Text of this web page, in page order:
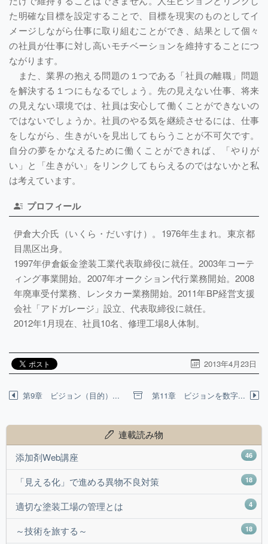
た明確な目標を設定することで、目標を現実のものとしてイ
メージしながら仕事に取り組むことができ、結果として個々
の社員が仕事に対し高いモチベーションを維持することにつ
ながります。
また、業界の抱える問題の１つである「社員の離職」問題
を解決する１つにもなるでしょう。先の見えない仕事、将来
の見えない環境では、社員は安心して働くことができないの
ではないでしょうか。社員のやる気を継続させるには、仕事
をしながら、生きがいを見出してもらうことが不可欠です。
自分の夢をかなえるために働くことができれば、「やりが
い」と「生きがい」をリンクしてもらえるのではないかと私
は考えています。
プロフィール
伊倉大介氏（いくら・だいすけ）。1976年生まれ。東京都
目黒区出身。
1997年伊倉鈑金塗装工業代表取締役に就任。2003年コーテ
ィング事業開始。2007年オークション代行業務開始。2008
年廃車受付業務、レンタカー業務開始。2011年BP経営支援
会社「アドガレージ」設立、代表取締役に就任。
2012年1月現在、社員10名、修理工場8人体制。
2013年4月23日
第9章 ビジョン（目的）... 第11章 ビジョンを数字...
連載読み物
添加剤Web講座
46
「見える化」で進める異物不良対策 18
適切な塗装工場の管理とは 4
～技術を旅する～ 18